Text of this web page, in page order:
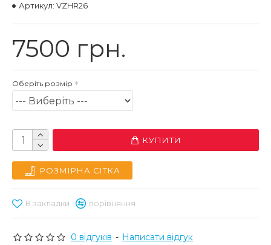
0 відгуків - Написати відгук
7500 грн.
Артикул: VZHR26
Оберіть розмір
КУПИТИ
РОЗМІРНА СІТКА
В закладки порівняння